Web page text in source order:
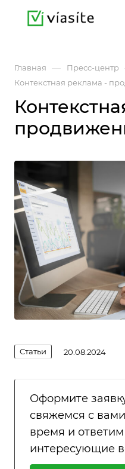
Главная — Пресс-центр
Контекстная реклама -
Статьи 20.08.2024
Оформите
свяжемся с
время и
интересующие